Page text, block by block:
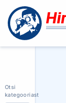
Otsi
kategooriast